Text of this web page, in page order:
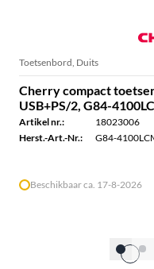
Toetsenbord, Duits
Cherry compact
USB+PS/2, G84-
Artikel nr.:
18023006
Herst.-Art.-Nr.:
G84-
Beschikbaar ca. 17-8-2026